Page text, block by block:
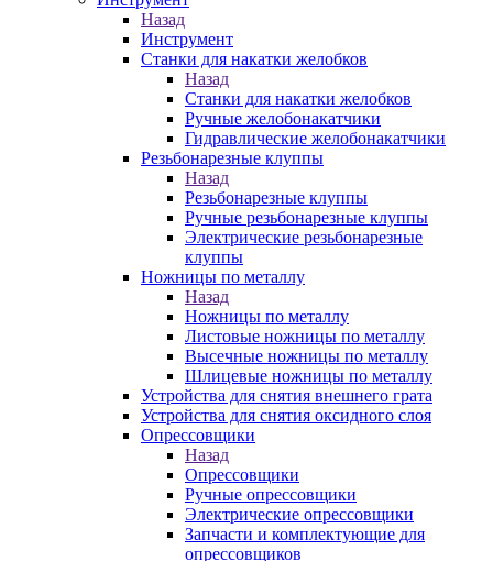
Назад
Инструмент
Станки для накатки желобков
Назад
Станки для накатки желобков
Ручные желобонакатчики
Гидравлические желобонакатчики
Резьбонарезные клуппы
Назад
Резьбонарезные клуппы
Ручные резьбонарезные клуппы
Электрические резьбонарезные
клуппы
Ножницы по металлу
Назад
Ножницы по металлу
Листовые ножницы по металлу
Высечные ножницы по металлу
Шлицевые ножницы по металлу
Устройства для снятия внешнего грата
Устройства для снятия оксидного слоя
Опрессовщики
Назад
Опрессовщики
Ручные опрессовщики
Электрические опрессовщики
Запчасти и комплектующие для
опрессовщиков